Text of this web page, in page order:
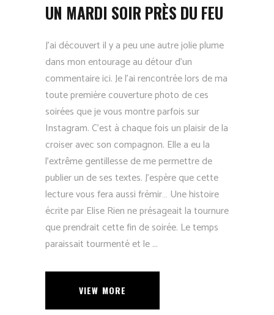
UN MARDI SOIR PRÈS DU FEU
J’ai découvert il y a peu une autre jolie plume
dans mon entourage au détour d’un
commentaire ici. Je l’ai rencontrée lors de ma
toute première couverture photo de ces
soirées que je vous montre parfois sur
Instagram. C’est à chaque fois un plaisir de la
croiser avec son compagnon. Elle a eu la
l’extrême gentillesse de me permettre de
publier un de ses textes. J’espère que cette
lecture vous fera aussi frémir… Une histoire
écrite par Elise Rien ne présageait la tournure
que prendrait cette fin de soirée. Le temps
paraissait tourmenté et le
VIEW MORE